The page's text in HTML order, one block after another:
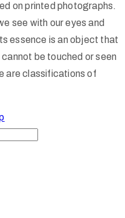
on printed photographs.
see with our eyes and
essence is an object that
be touched or seen
are classifications of